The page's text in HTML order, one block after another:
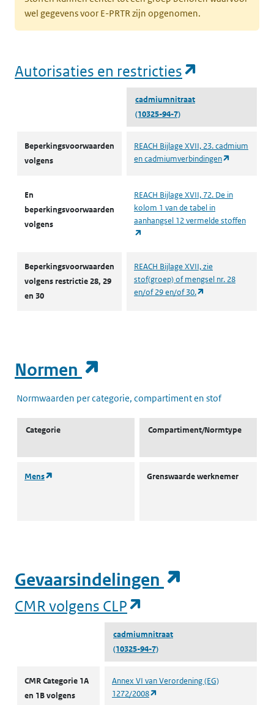
wel gegevens voor E-PRTR zijn opgenomen.
Autorisaties en restricties
cadmiumnitraat
(10325-94-7)
Beperkingsvoorwaarden
volgens
REACH Bijlage XVII, 23. cadmium
en cadmiumverbindingen
En
beperkingsvoorwaarden
volgens
REACH Bijlage XVII, 72. De in
kolom 1 van de tabel in
aanhangsel 12 vermelde stoffen
Beperkingsvoorwaarden
volgens restrictie 28, 29
en 30
REACH Bijlage XVII, zie
stof(groep) of mengsel nr. 28
en/of 29 en/of 30.
Normen
Normwaarden per categorie, compartiment en stof
Categorie Compartiment/Normtype
Mens (opent in een nieuw tabblad)Grenswaarde werknemer
Gevaarsindelingen
CMR volgens CLP
cadmiumnitraat
(10325-94-7)
CMR Categorie 1A
en 1B volgens
Annex VI van Verordening (EG)
1272/2008